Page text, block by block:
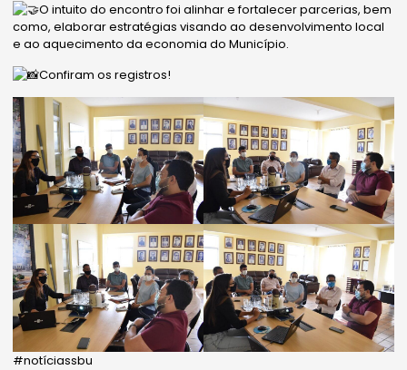
O intuito do encontro foi alinhar e fortalecer parcerias, bem
como, elaborar estratégias visando ao desenvolvimento local
e ao aquecimento da economia do Município.
Confiram os registros!
#notíciassbu